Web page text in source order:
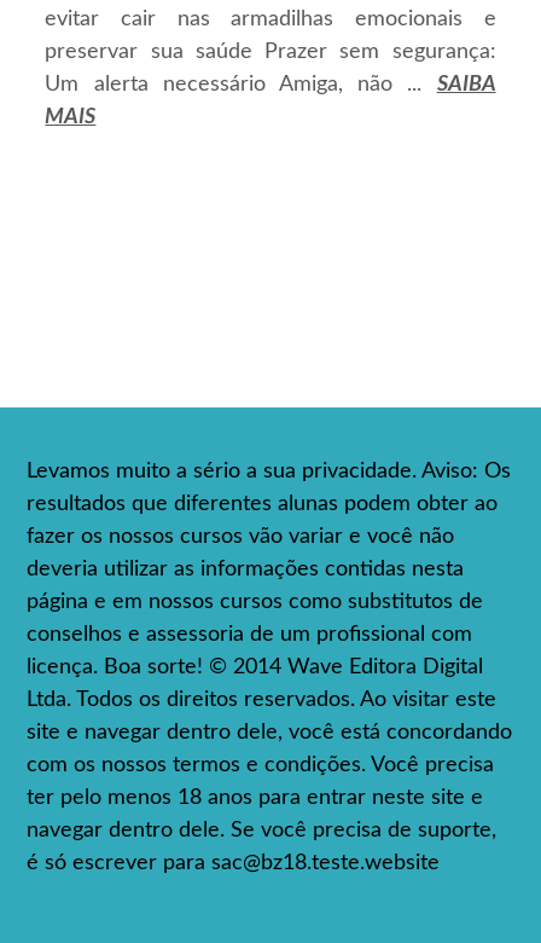
evitar cair nas armadilhas emocionais e
preservar sua saúde Prazer sem segurança:
Um alerta necessário Amiga, não ... SAIBA
MAIS
Levamos muito a sério a sua privacidade. Aviso: Os
resultados que diferentes alunas podem obter ao
fazer os nossos cursos vão variar e você não
deveria utilizar as informações contidas nesta
página e em nossos cursos como substitutos de
conselhos e assessoria de um profissional com
licença. Boa sorte! © 2014 Wave Editora Digital
Ltda. Todos os direitos reservados. Ao visitar este
site e navegar dentro dele, você está concordando
com os nossos termos e condições. Você precisa
ter pelo menos 18 anos para entrar neste site e
navegar dentro dele. Se você precisa de suporte,
é só escrever parasac@bz18.teste.website